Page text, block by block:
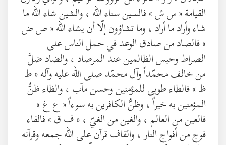
القيامة « س ش » فالسين سناء الله ، والشين شاء الله ما
شاء وأراد ما أراد ، وما تشاؤون إلّا أن يشاء الله « ص ض
» فالصاد من صادق الوعد في حمل الناس على
الصراط وحبس الظالمين عند المرصاد ، والضاد ضلَّ
من خالف محمّداً وآل محمّد صلى الله عليه وآله « ط
ظ » فالطاء طوبى للمؤمنين وحسن مآب ، والظاء ظنُّ
المؤمنين به خيراً ، وظنُّ الكافرين به سوءاً « ع غ »
فالعين من العالم ، والغين من الغيّ ، « ف ق » فالفاء
فوج من أفواج النار ، والقاف قرآن على الله جمعه وقرآنه